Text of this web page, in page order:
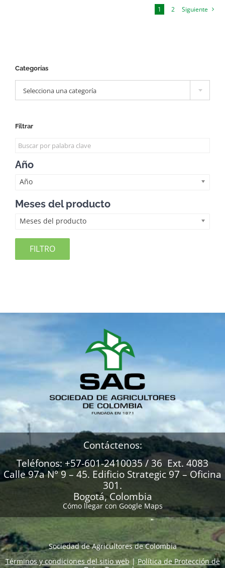
1 2 Siguiente
Categorías
Selecciona una categoría
Filtrar
Año
Año
Meses del producto
Meses del producto
FILTRO
Contáctenos:
Teléfonos: +57-601-2410035 / 36 Ext. 4083
Calle 97a N° 9 – 45. Edificio Strategic 97 – Oficina
301.
Bogotá, Colombia
Cómo llegar con Google Maps
Sociedad de Agricultores de Colombia
Términos y condiciones del sitio web|Política de Protección de